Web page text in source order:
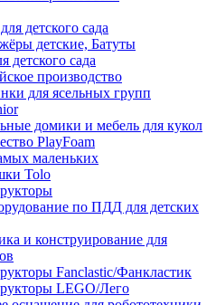
детского сада
детские, Батуты
детского сада
производство
для ясельных групп
домики и мебель для кукол
PlayFoam
маленьких
Tolo
по ПДД для детских
и конструирование для
Fanclastic/Фанкластик
LEGO/Лего